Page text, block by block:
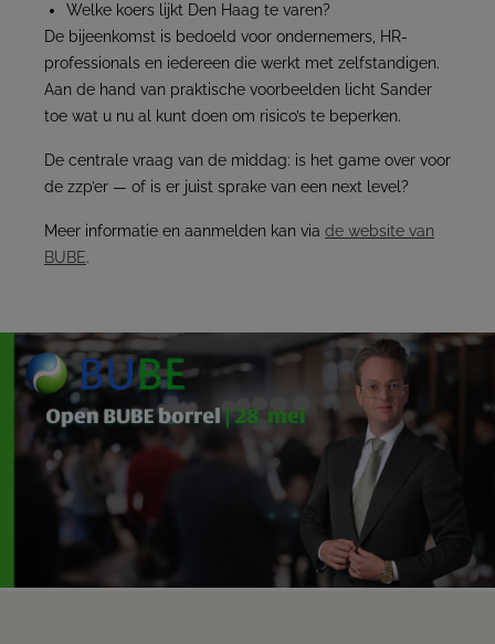
Welke koers lijkt Den Haag te varen?
De bijeenkomst is bedoeld voor ondernemers, HR-
professionals en iedereen die werkt met zelfstandigen.
Aan de hand van praktische voorbeelden licht Sander
toe wat u nu al kunt doen om risico’s te beperken.
De centrale vraag van de middag: is het game over voor
de zzp’er — of is er juist sprake van een next level?
Meer informatie en aanmelden kan via de website van
BUBE.